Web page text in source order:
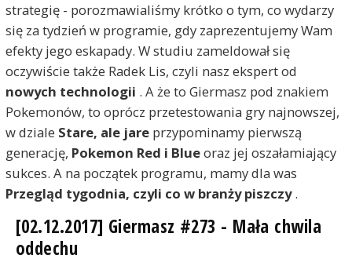
strategię - porozmawialiśmy krótko o tym, co wydarzy
się za tydzień w programie, gdy zaprezentujemy Wam
efekty jego eskapady. W studiu zameldował się
oczywiście także Radek Lis, czyli nasz ekspert od
nowych technologii . A że to Giermasz pod znakiem
Pokemonów, to oprócz przetestowania gry najnowszej,
w dziale Stare, ale jareprzypominamy pierwszą
generację, Pokemon Red i Blueoraz jej oszałamiający
sukces. A na początek programu, mamy dla was
Przegląd tygodnia, czyli co w branży piszczy.
[02.12.2017] Giermasz #273 - Mała chwila
oddechu